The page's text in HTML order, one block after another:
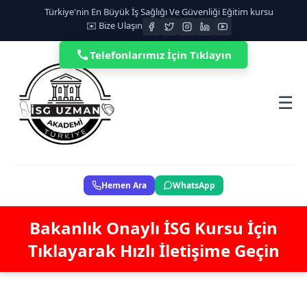
Türkiye'nin En Büyük İş Sağlığı Ve Güvenliği Eğitim kursu
✉️ Bize Ulaşın
☰
Hemen Ara WhatsApp
Bakanlık Onaylı İSG Kursu İçin
Tıklayarak Hızlı İletişime Geçin
Telefonlarımız İçin Tıklayın